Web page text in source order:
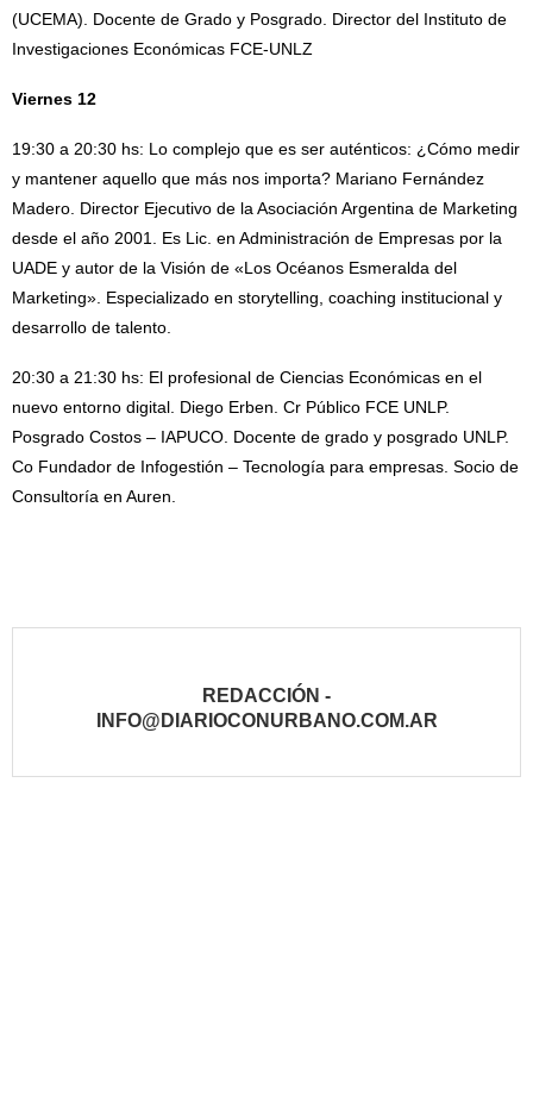
(UCEMA). Docente de Grado y Posgrado. Director del Instituto de
Investigaciones Económicas FCE-UNLZ
Viernes 12
19:30 a 20:30 hs: Lo complejo que es ser auténticos: ¿Cómo medir
y mantener aquello que más nos importa? Mariano Fernández
Madero. Director Ejecutivo de la Asociación Argentina de Marketing
desde el año 2001. Es Lic. en Administración de Empresas por la
UADE y autor de la Visión de «Los Océanos Esmeralda del
Marketing». Especializado en storytelling, coaching institucional y
desarrollo de talento.
20:30 a 21:30 hs: El profesional de Ciencias Económicas en el
nuevo entorno digital. Diego Erben. Cr Público FCE UNLP.
Posgrado Costos – IAPUCO. Docente de grado y posgrado UNLP.
Co Fundador de Infogestión – Tecnología para empresas. Socio de
Consultoría en Auren.
REDACCIÓN -
INFO@DIARIOCONURBANO.COM.AR